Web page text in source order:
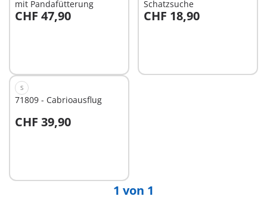
mit Pandafütterung
CHF 47,90
In den Warenkorb
Schatzsuche
CHF 18,90
In den Warenkorb
S
71809 - Cabrioausflug
CHF 39,90
1 von 1